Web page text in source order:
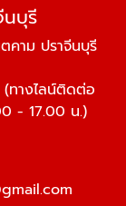
นบุรี
คาม ปราจีนบุรี
ทางไลน์ติดต่อ
- 17.00 น.)